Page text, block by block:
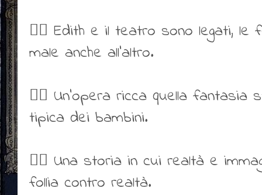
👍🏻 Edith e il teatro sono legati,
male anche all’altro.
👍🏻 Un’opera ricca quella
tipica dei bambini.
👍🏻 Una storia in cui realtà e
follia contro realtà.